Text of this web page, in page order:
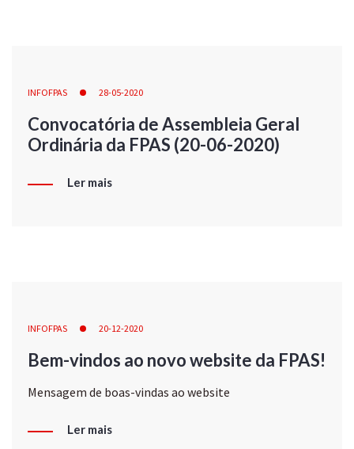
INFOFPAS 28-05-2020
Convocatória de Assembleia Geral
Ordinária da FPAS (20-06-2020)
Ler mais
INFOFPAS 20-12-2020
Bem-vindos ao novo website da FPAS!
Mensagem de boas-vindas ao website
Ler mais